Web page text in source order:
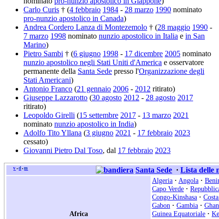
Carlo Curis † (4 febbraio 1984 - 28 marzo 1990 nominato
pro-nunzio apostolico in Canada)
Andrea Cordero Lanza di Montezemolo † (28 maggio 1990 -
7 marzo 1998 nominato nunzio apostolico in Italia e in San
Marino)
Pietro Sambi † (6 giugno 1998 - 17 dicembre 2005 nominato
nunzio apostolico negli Stati Uniti d'America e osservatore
permanente della Santa Sede presso l'Organizzazione degli
Stati Americani)
Antonio Franco (21 gennaio 2006 - 2012 ritirato)
Giuseppe Lazzarotto (30 agosto 2012 - 28 agosto 2017
ritirato)
Leopoldo Girelli (15 settembre 2017 - 13 marzo 2021
nominato nunzio apostolico in India)
Adolfo Tito Yllana (3 giugno 2021 - 17 febbraio 2023
cessato)
Giovanni Pietro Dal Toso, dal 17 febbraio 2023
v • d • m Santa Sede · Lista delle
Africa
Algeria · Angola ·
Capo Verde ·
Congo-Kinshasa ·
Gabon · Gambia ·
Guinea Equatoriale ·